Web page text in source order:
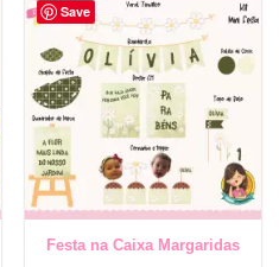
Save
Festa na Caixa Margaridas